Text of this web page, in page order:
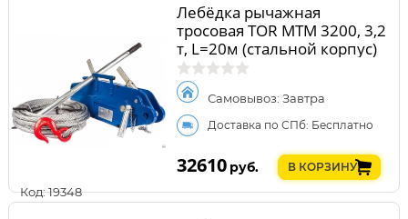
Код: 19348
Лебёдка рычажная
тросовая TOR МТМ 3200, 3,2
т, L=20м (стальной корпус)
Самовывоз: Завтра
Доставка по СПб: Бесплатно
32610 руб. В КОРЗИНУ